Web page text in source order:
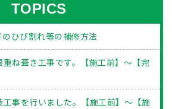
TOPICS
ひび割れ等の補修方法
ね葺き工事です。【施工前】～【完
工事を行いました。【施工前】～【施